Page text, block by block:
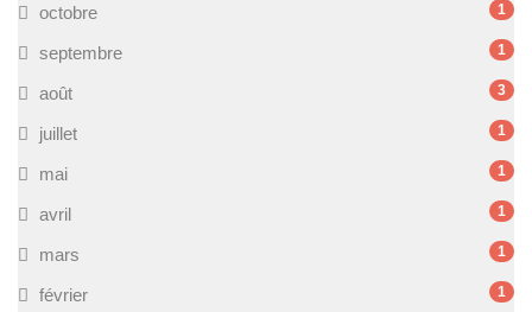
octobre 1
septembre 1
août 3
juillet 1
mai 1
avril 1
mars 1
février 1